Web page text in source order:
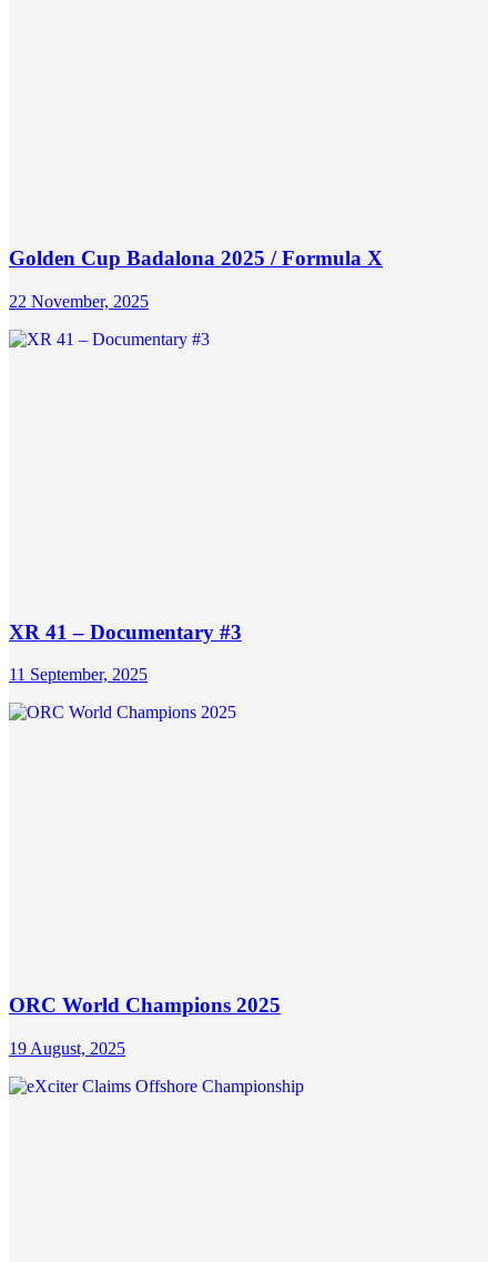
Golden Cup Badalona 2025 / Formula X
22 November, 2025
XR 41 – Documentary #3
11 September, 2025
ORC World Champions 2025
19 August, 2025